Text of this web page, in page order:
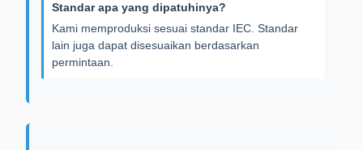
Standar apa yang dipatuhinya?
Kami memproduksi sesuai standar IEC. Standar
lain juga dapat disesuaikan berdasarkan
permintaan.